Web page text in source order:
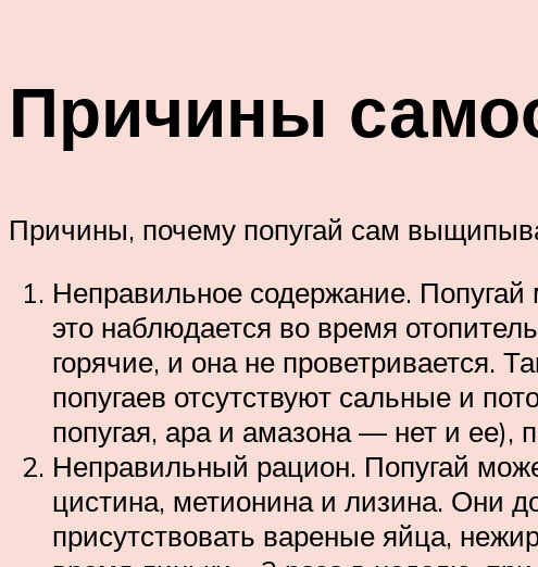
Причины
Причины, почему попугай сам
Неправильное содержание.
это наблюдается во время
горячие, и она не проветривается.
попугаев отсутствуют сальные и
попугая, ара и амазона — нет и ее),
Неправильный рацион. Попугай
цистина, метионина и лизина. Они
присутствовать вареные яйца,